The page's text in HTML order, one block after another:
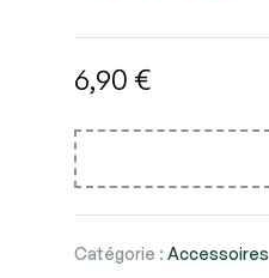
6,90 €
Catégorie :Accessoires